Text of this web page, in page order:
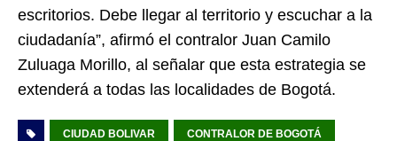
escritorios. Debe llegar al territorio y escuchar a la
ciudadanía”, afirmó el contralor Juan Camilo
Zuluaga Morillo, al señalar que esta estrategia se
extenderá a todas las localidades de Bogotá.
CIUDAD BOLIVAR CONTRALOR DE BOGOTÁ